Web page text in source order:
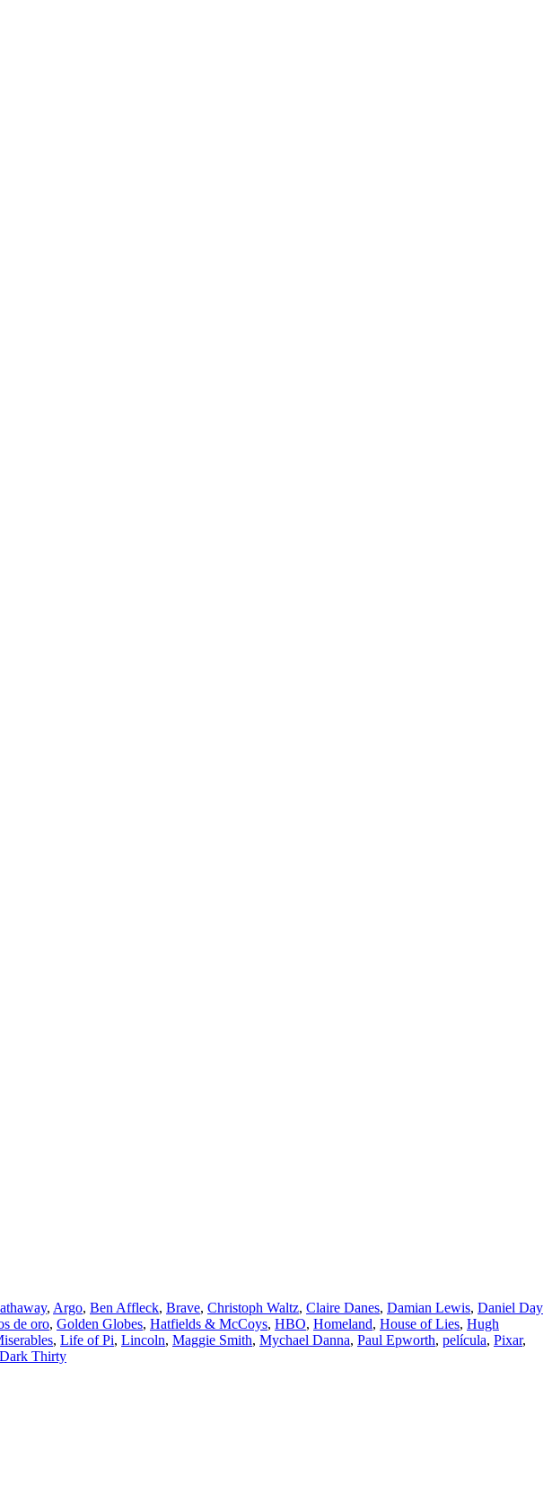
, Argo, Ben Affleck, Brave, Christoph Waltz, Claire Danes, Damian Lewis, Daniel Day
de oro, Golden Globes, Hatfields & McCoys, HBO, Homeland, House of Lies, Hugh
, Life of Pi, Lincoln, Maggie Smith, Mychael Danna, Paul Epworth, película, Pixar,
Thirty